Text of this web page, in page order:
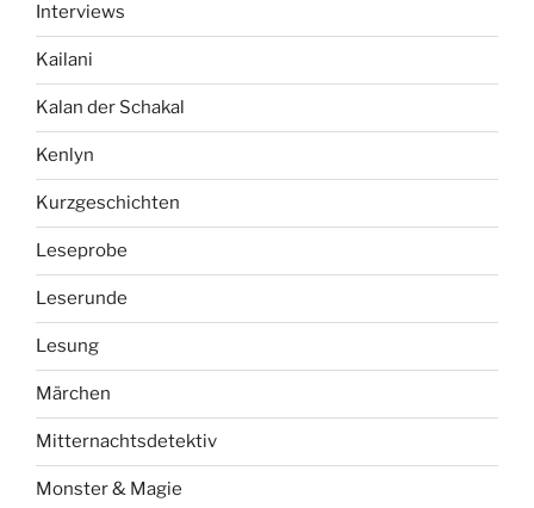
Interviews
Kailani
Kalan der Schakal
Kenlyn
Kurzgeschichten
Leseprobe
Leserunde
Lesung
Märchen
Mitternachtsdetektiv
Monster & Magie